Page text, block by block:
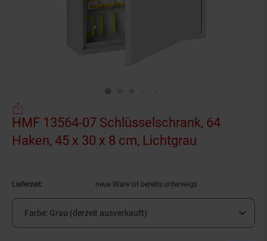
HMF 13564-07 Schlüsselschrank, 64
Haken, 45 x 30 x 8 cm, Lichtgrau
Lieferzeit: neue Ware ist bereits unterwegs
Farbe: Grau (derzeit ausverkauft)